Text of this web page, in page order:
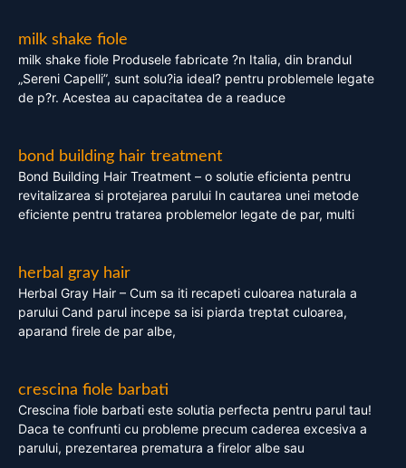
milk shake fiole
milk shake fiole Produsele fabricate ?n Italia, din brandul
„Sereni Capelli”, sunt solu?ia ideal? pentru problemele legate
de p?r. Acestea au capacitatea de a readuce
bond building hair treatment
Bond Building Hair Treatment – o solutie eficienta pentru
revitalizarea si protejarea parului In cautarea unei metode
eficiente pentru tratarea problemelor legate de par, multi
herbal gray hair
Herbal Gray Hair – Cum sa iti recapeti culoarea naturala a
parului Cand parul incepe sa isi piarda treptat culoarea,
aparand firele de par albe,
crescina fiole barbati
Crescina fiole barbati este solutia perfecta pentru parul tau!
Daca te confrunti cu probleme precum caderea excesiva a
parului, prezentarea prematura a firelor albe sau